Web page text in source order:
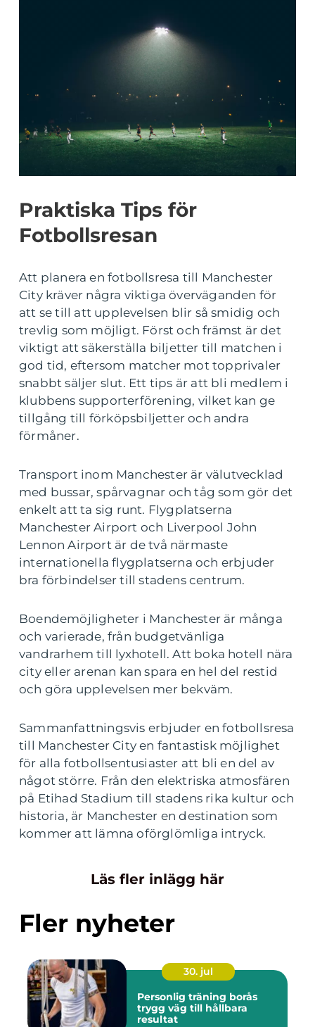
Praktiska Tips för
Fotbollsresan
Att planera en fotbollsresa till Manchester
City kräver några viktiga överväganden för
att se till att upplevelsen blir så smidig och
trevlig som möjligt. Först och främst är det
viktigt att säkerställa biljetter till matchen i
god tid, eftersom matcher mot topprivaler
snabbt säljer slut. Ett tips är att bli medlem i
klubbens supporterförening, vilket kan ge
tillgång till förköpsbiljetter och andra
förmåner.
Transport inom Manchester är välutvecklad
med bussar, spårvagnar och tåg som gör det
enkelt att ta sig runt. Flygplatserna
Manchester Airport och Liverpool John
Lennon Airport är de två närmaste
internationella flygplatserna och erbjuder
bra förbindelser till stadens centrum.
Boendemöjligheter i Manchester är många
och varierade, från budgetvänliga
vandrarhem till lyxhotell. Att boka hotell nära
city eller arenan kan spara en hel del restid
och göra upplevelsen mer bekväm.
Sammanfattningsvis erbjuder en fotbollsresa
till Manchester City en fantastisk möjlighet
för alla fotbollsentusiaster att bli en del av
något större. Från den elektriska atmosfären
på Etihad Stadium till stadens rika kultur och
historia, är Manchester en destination som
kommer att lämna oförglömliga intryck.
Läs fler inlägg här
Fler nyheter
30. jul
Personlig träning borås
trygg väg till hållbara
resultat